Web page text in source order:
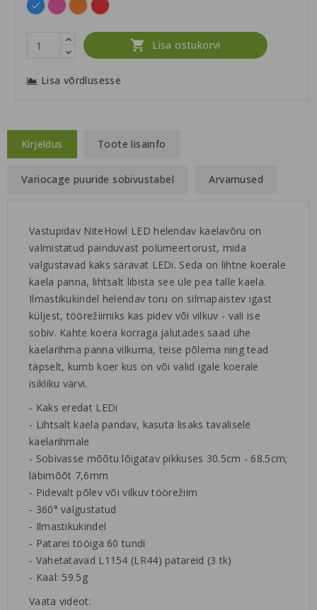
 Lisa ostukorvi
Lisa võrdlusesse
Kirjeldus Toote lisainfo
Variocage puuride sobivustabel Arvamused
Vastupidav NiteHowl LED helendav kaelavõru on
valmistatud painduvast polümeertorust, mida
valgustavad kaks säravat LEDi. Seda on lihtne koerale
kaela panna, lihtsalt libista see üle pea talle kaela.
Ilmastikukindel helendav toru on silmapaistev igast
küljest, töörežiimiks kas pidev või vilkuv - vali ise
sobiv. Kahte koera korraga jalutades saad ühe
kaelarihma panna vilkuma, teise põlema ning tead
täpselt, kumb koer kus on või valid igale koerale
isikliku värvi.
- Kaks eredat LEDi
- Lihtsalt kaela pandav, kasuta lisaks tavalisele
kaelarihmale
- Sobivasse mõõtu lõigatav pikkuses 30.5cm - 68.5cm;
läbimõõt 7,6mm
- Pidevalt põlev või vilkuv töörežiim
- 360° valgustatud
- Ilmastikukindel
- Patarei tööiga 60 tundi
- Vahetatavad L1154 (LR44) patareid (3 tk)
- Kaal: 59.5g
Vaata videot: